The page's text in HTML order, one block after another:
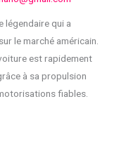
légendaire qui a
le marché américain.
est rapidement
à sa propulsion
fiables.